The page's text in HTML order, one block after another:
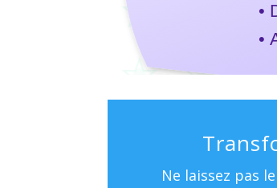
•
•
Ne laissez pas